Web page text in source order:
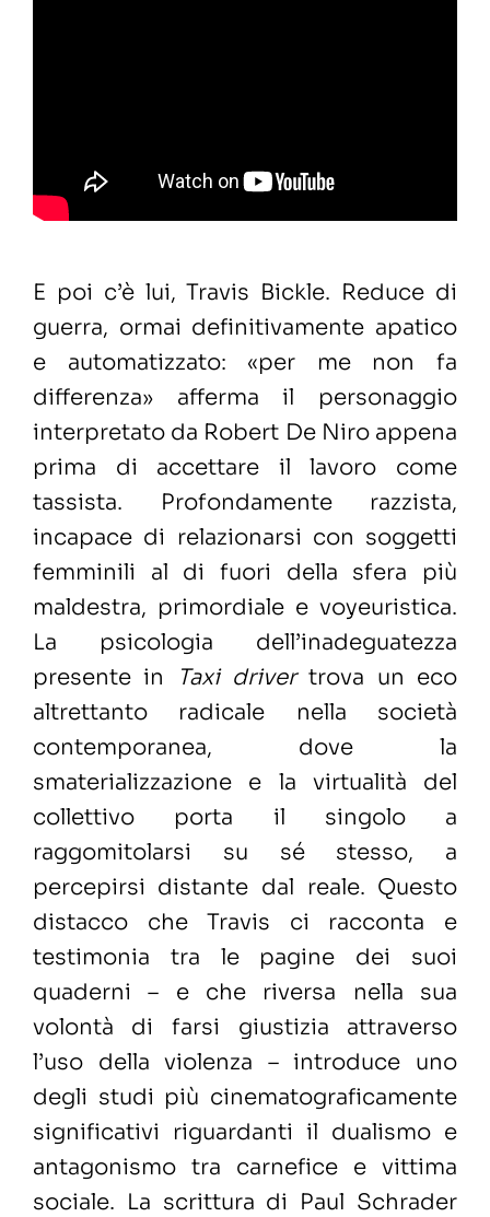
E poi c’è lui, Travis Bickle. Reduce di
guerra, ormai definitivamente apatico
e automatizzato: «per me non fa
differenza» afferma il personaggio
interpretato da Robert De Niro appena
prima di accettare il lavoro come
tassista. Profondamente razzista,
incapace di relazionarsi con soggetti
femminili al di fuori della sfera più
maldestra, primordiale e voyeuristica.
La psicologia dell’inadeguatezza
presente in
Taxi drivertrova un eco
altrettanto radicale nella società
contemporanea, dove la
smaterializzazione e la virtualità del
collettivo porta il singolo a
raggomitolarsi su sé stesso, a
percepirsi distante dal reale. Questo
distacco che Travis ci racconta e
testimonia tra le pagine dei suoi
quaderni – e che riversa nella sua
volontà di farsi giustizia attraverso
l’uso della violenza – introduce uno
degli studi più cinematograficamente
significativi riguardanti il dualismo e
antagonismo tra carnefice e vittima
sociale. La scrittura di Paul Schrader